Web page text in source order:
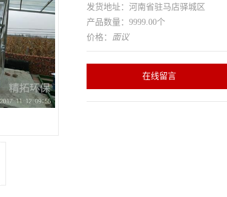
发货地址：河南省驻马店驿城区
产品数量：9999.00个
价格： 面议
在线留言